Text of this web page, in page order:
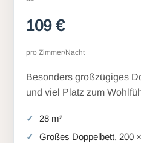
109 €
pro Zimmer/Nacht
Besonders großzügiges
und viel Platz zum
28 m²
Großes Doppelbett, 200